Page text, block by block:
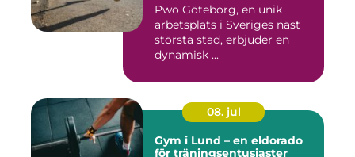
Pwo Göteborg, en unik
arbetsplats i Sveriges näst
största stad, erbjuder en
dynamisk ...
08. jul
Gym i Lund – en eldorado
för träningsentusiaster